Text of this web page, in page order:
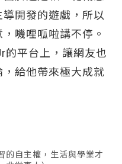
開發的遊戲，所以
嘰哩呱啦講不停。
平台上，讓網友也
給他帶來極大成就
的自主權，生活與學業才